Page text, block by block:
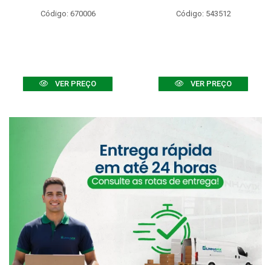
Código: 670006
VER PREÇO
Código: 543512
VER PREÇO